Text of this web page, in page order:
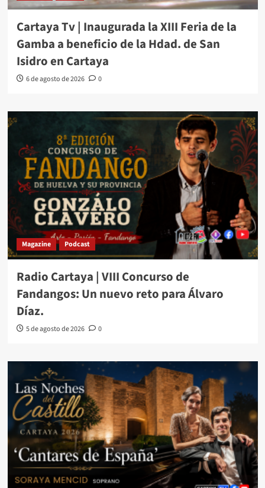
Cartaya Tv | Inaugurada la XIII Feria de la
Gamba a beneficio de la Hdad. de San
Isidro en Cartaya
6 de agosto de 2026 0
Magazine Podcast
Radio Cartaya | VIII Concurso de
Fandangos: Un nuevo reto para Álvaro
Díaz.
5 de agosto de 2026 0